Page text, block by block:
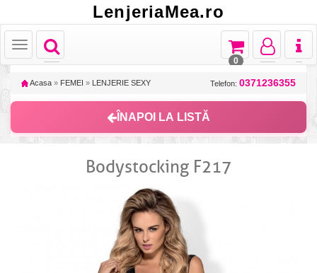
LenjeriaMea.ro
Toggle
navigation
Toggle
Toggle
navigation
Toggle
navigation
Toggle
navigation
0
Acasa » FEMEI » LENJERIE SEXY Telefon: 0371236355
ÎNAPOI LA LISTĂ
Bodystocking F217